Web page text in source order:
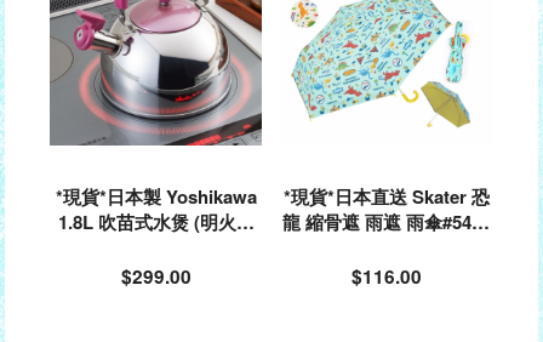
*現貨*日本製 Yoshikawa
1.8L 吹苗式水煲 (明火或
68
$299.00
*現貨*日本直送 Skater 恐
龍 縮骨遮 雨遮 雨傘#5418
$116.00